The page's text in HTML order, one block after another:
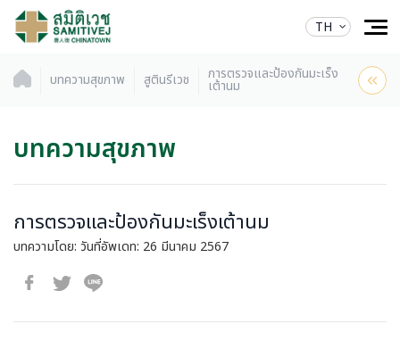
TH
บทความสุขภาพ สูตินรีเวช การตรวจและป้องกันมะเร็ง
เต้านม
บทความสุขภาพ
การตรวจและป้องกันมะเร็งเต้านม
บทความโดย: วันที่อัพเดท: 26 มีนาคม 2567